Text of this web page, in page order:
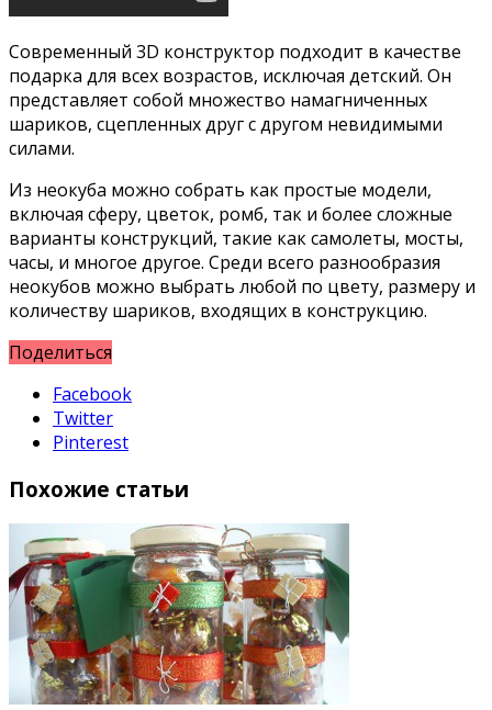
Современный 3D конструктор подходит в качестве
подарка для всех возрастов, исключая детский. Он
представляет собой множество намагниченных
шариков, сцепленных друг с другом невидимыми
силами.
Из неокуба можно собрать как простые модели,
включая сферу, цветок, ромб, так и более сложные
варианты конструкций, такие как самолеты, мосты,
часы, и многое другое. Среди всего разнообразия
неокубов можно выбрать любой по цвету, размеру и
количеству шариков, входящих в конструкцию.
Поделиться
Facebook
Twitter
Pinterest
Похожие статьи